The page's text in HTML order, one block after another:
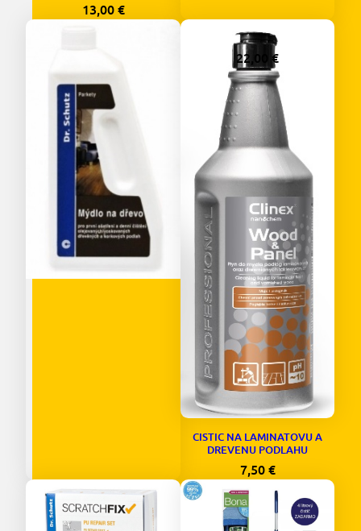
13,00 €
DR. SCHUTZ H2OIL 750 ML
22,00 €
DR. SCHUTZ MYDLO NA
OLEJOVANE PODLAHY
750 ML
CISTIC NA LAMINATOVU A
DREVENU PODLAHU
7,50 €